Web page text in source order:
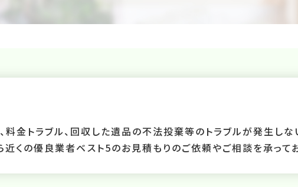
、料金トラブル、回収した遺品の不法投棄等のトラブルが発生し
近くの優良業者ベスト5のお見積もりのご依頼やご相談を承って